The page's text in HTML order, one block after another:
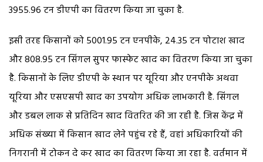
3955.96 टन डीएपी का वितरण किया जा चुका है.
इसी तरह किसानों को 5001.95 टन एनपीके, 24.35 टन पोटाश खाद
और 808.95 टन सिंगल सुपर फास्फेट खाद का वितरण किया जा चुका
है. किसानों के लिए डीएपी के स्थान पर यूरिया और एनपीके अथवा
यूरिया और एसएसपी खाद का उपयोग अधिक लाभकारी है. सिंगल
और डबल लाक से प्रतिदिन खाद वितरित की जा रही है. जिस केंद्र में
अधिक संख्या में किसान खाद लेने पहुंच रहे हैं, वहां अधिकारियों की
निगरानी में टोकन दे कर खाद का वितरण किया जा रहा है. वर्तमान में